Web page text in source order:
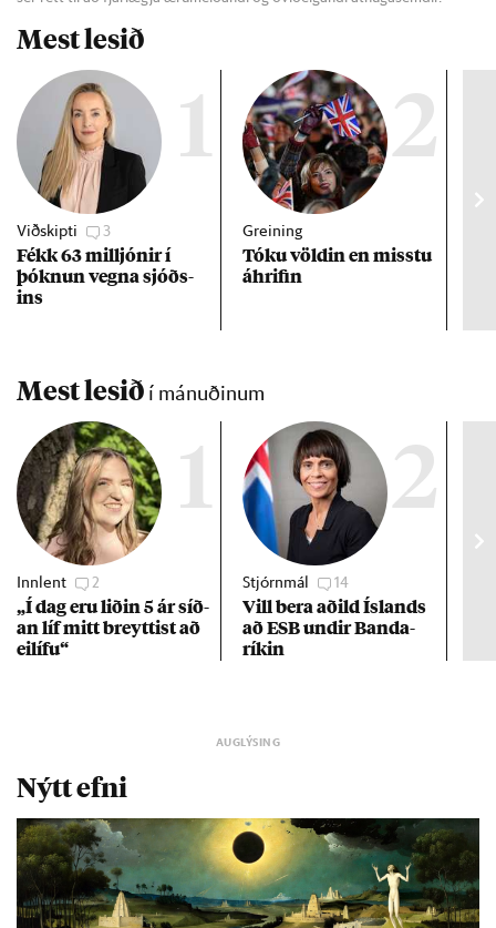
Mest lesið
1
Viðskipti 3
Fékk 63 millj­ón­ir í
þókn­un vegna sjóðs­
ins
2
Greining
Tóku völd­in en misstu
áhrif­in
Mest lesið í mánuðinum
1
Innlent 2
„Í dag eru lið­in 5 ár síð­
an líf mitt breytt­ist að
ei­lífu“
2
Stjórnmál 14
Vill bera að­ild Ís­lands
að ESB und­ir Banda­
rík­in
Nýtt efni